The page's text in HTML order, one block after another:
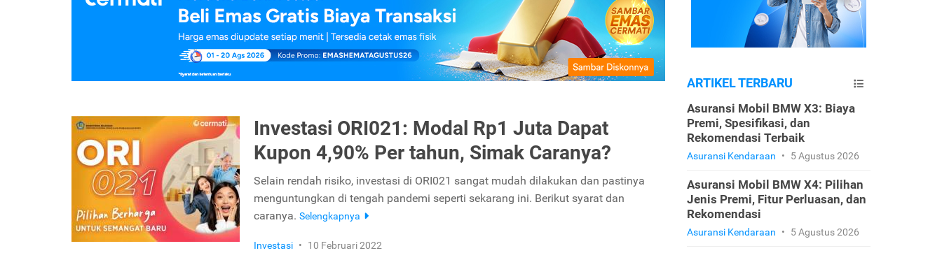
Investasi ORI021: Modal Rp1 Juta Dapat
Kupon 4,90% Per tahun, Simak Caranya?
Selain rendah risiko, investasi di ORI021 sangat mudah dilakukan dan pastinya
menguntungkan di tengah pandemi seperti sekarang ini. Berikut syarat dan
caranya. Selengkapnya
Investasi • 10 Februari 2022
ARTIKEL TERBARU
Asuransi Mobil BMW X3: Biaya
Premi, Spesifikasi, dan
Rekomendasi Terbaik
Asuransi Kendaraan • 5 Agustus 2026
Asuransi Mobil BMW X4: Pilihan
Jenis Premi, Fitur Perluasan, dan
Rekomendasi
Asuransi Kendaraan • 5 Agustus 2026